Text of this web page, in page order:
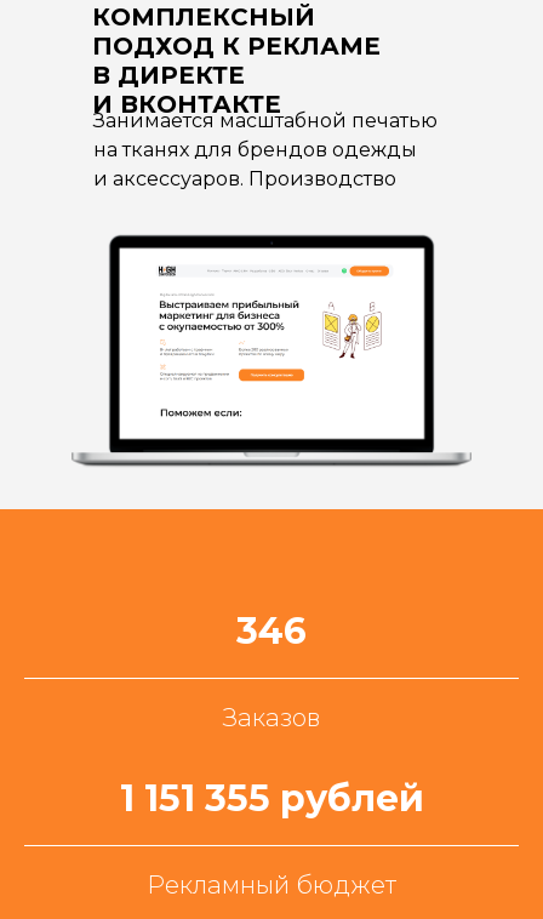
КОМПЛЕКСНЫЙ
ПОДХОД К РЕКЛАМЕ
В ДИРЕКТЕ
И ВКОНТАКТЕ
Занимается масштабной печатью
на тканях для брендов одежды
и аксессуаров. Производство
346
Заказов
1 151 355 рублей
Рекламный бюджет